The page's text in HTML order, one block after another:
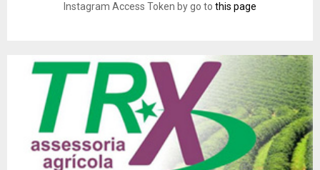
Instagram Access Token by go to this page